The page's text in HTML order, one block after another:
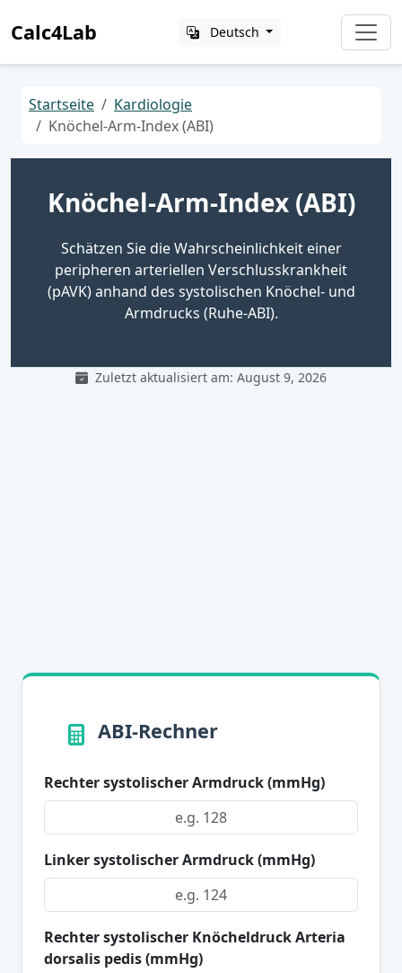
Calc4Lab Deutsch
Startseite
Kardiologie
Knöchel-Arm-Index (ABI)
Knöchel-Arm-Index (ABI)
Schätzen Sie die Wahrscheinlichkeit einer
peripheren arteriellen Verschlusskrankheit
(pAVK) anhand des systolischen Knöchel- und
Armdrucks (Ruhe-ABI).
Zuletzt aktualisiert am: August 9, 2026
ABI-Rechner
Rechter systolischer Armdruck (mmHg)
Linker systolischer Armdruck (mmHg)
Rechter systolischer Knöcheldruck Arteria
dorsalis pedis (mmHg)